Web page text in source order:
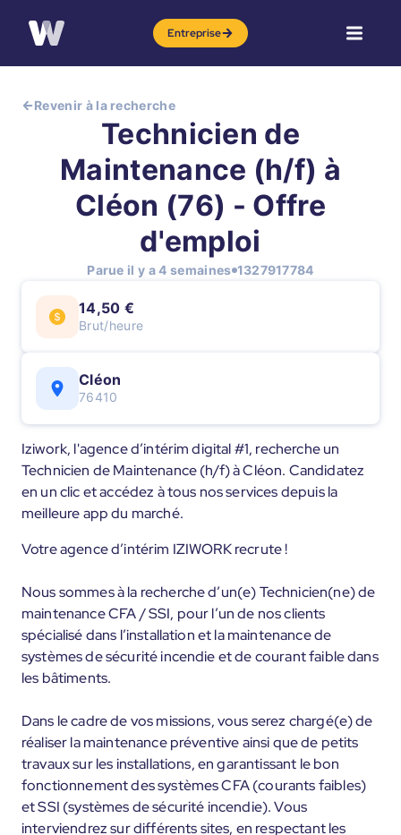
Entreprise
Revenir à la recherche
Technicien de
Maintenance (h/f) à
Cléon (76) - Offre
d'emploi
Parue il y a 4 semaines 1327917784
14,50 €
Brut/heure
Cléon
76410
Iziwork, l'agence d’intérim digital #1, recherche un
Technicien de Maintenance (h/f) à Cléon. Candidatez
en un clic et accédez à tous nos services depuis la
meilleure app du marché.
Votre agence d’intérim IZIWORK recrute !
Nous sommes à la recherche d’un(e) Technicien(ne) de
maintenance CFA / SSI, pour l’un de nos clients
spécialisé dans l’installation et la maintenance de
systèmes de sécurité incendie et de courant faible dans
les bâtiments.
Dans le cadre de vos missions, vous serez chargé(e) de
réaliser la maintenance préventive ainsi que de petits
travaux sur les installations, en garantissant le bon
fonctionnement des systèmes CFA (courants faibles)
et SSI (systèmes de sécurité incendie). Vous
interviendrez sur différents sites, en respectant les